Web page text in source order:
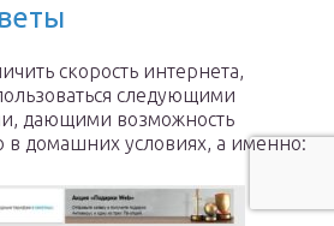
скорость интернета,
следующими
дающими возможность
в домашних условиях, а именно: